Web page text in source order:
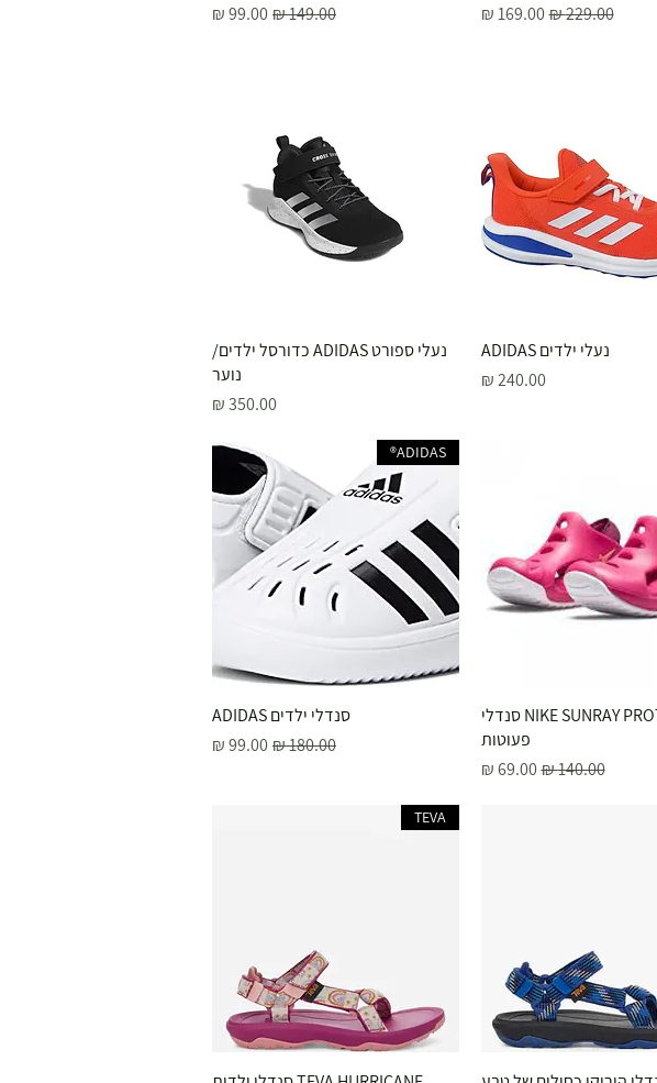
מחיר רגיל‏229.00 ‏₪ מחיר מבצע‏169.00 ‏₪
מחיר רגילמחיר מבצע
תצוגה מהירה
נעלי ילדים ADIDAS
מחיר‏240.00 ‏₪
תצוגה מהירהנעלי ספורט ADIDAS כדורסל ילדים/
נוער
מחיר
תצוגה מהירה
NIKE SUNRAY PROTECT סנדלי
פעוטות
מחיר רגיל‏140.00 ‏₪ מחיר מבצע‏69.00 ‏₪
תצוגה מהירה
ADIDAS®
סנדלי ילדים ADIDAS
מחיר רגילמחיר מבצע
TEVA